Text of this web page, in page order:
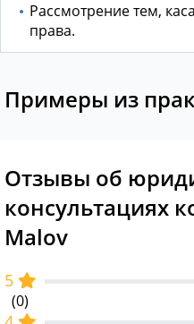
Рассмотрение тем,
права.
Примеры из
Отзывы об
консультациях
Malov
5
(0)